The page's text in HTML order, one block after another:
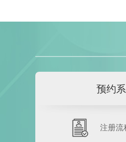
预约
注册流